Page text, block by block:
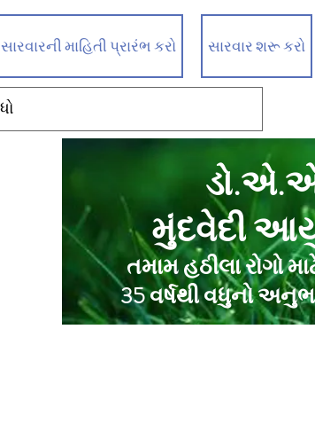
સારવારની માહિતી પ્રારંભ કરો સારવાર શરૂ કરો
મુંદવેદી
તમામ હઠીલા રોગો
35 વર્ષથી વધુનો